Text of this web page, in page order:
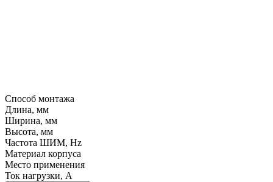
Способ монтажа
Длина, мм
Ширина, мм
Высота, мм
Частота ШИМ, Hz
Материал корпуса
Место применения
Ток нагрузки, A